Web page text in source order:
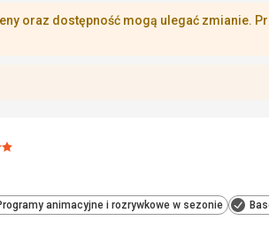
oraz dostępność mogą ulegać zmianie.
animacyjne i rozrywkowe w sezonie